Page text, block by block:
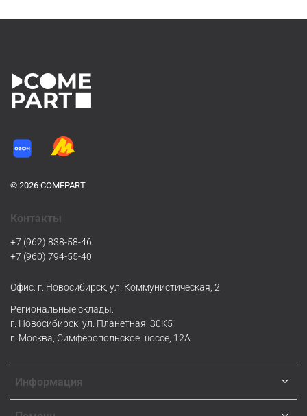
© 2026 COMEPART
Информация
Контакты
+7 (962) 838-58-46
+7 (960) 794-55-40
Офис: г. Новосибирск, ул. Коммунистическая, 2
Региональные склады:
г. Новосибирск, ул. Планетная, 30К5
г. Москва, Симферопольское шоссе, 12А